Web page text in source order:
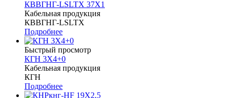
КВВГНГ-LSLTХ 37Х1
Кабельная продукция
КВВГНГ-LSLTX
Подробнее
Быстрый просмотр
КГН 3Х4+0
Кабельная продукция
КГН
Подробнее